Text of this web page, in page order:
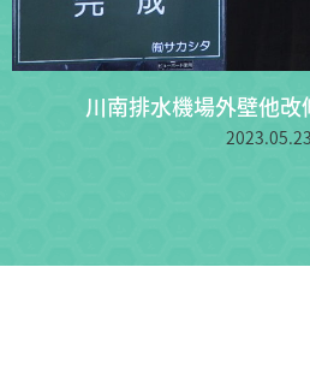
川南排水機場外壁他
2023.05.23